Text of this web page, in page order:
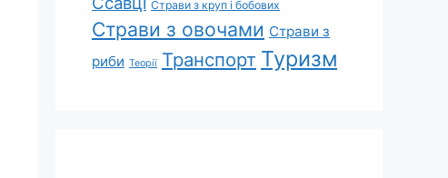
Страви з круп і бобових
Страви з овочами Страви з
риби Теорії Транспорт Туризм